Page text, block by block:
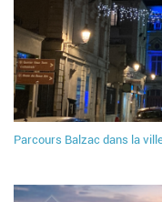
Parcours Balzac dans la